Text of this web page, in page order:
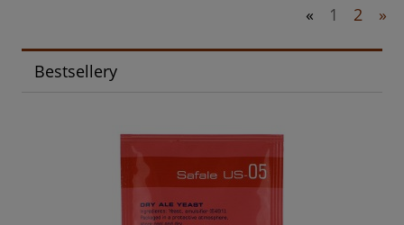
« 1 2 »
Bestsellery